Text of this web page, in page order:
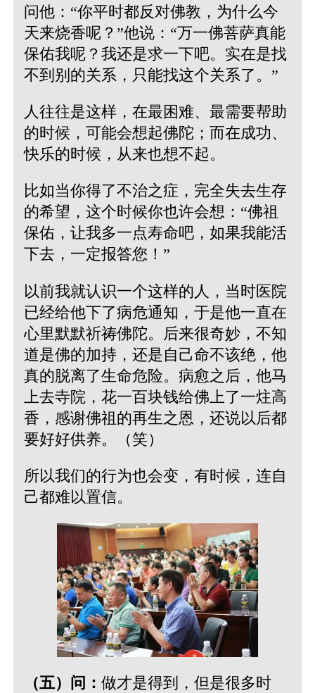
问他：“你平时都反对佛教，为什么今
天来烧香呢？”他说：“万一佛菩萨真能
保佑我呢？我还是求一下吧。实在是找
不到别的关系，只能找这个关系了。”
人往往是这样，在最困难、最需要帮助
的时候，可能会想起佛陀；而在成功、
快乐的时候，从来也想不起。
比如当你得了不治之症，完全失去生存
的希望，这个时候你也许会想：“佛祖
保佑，让我多一点寿命吧，如果我能活
下去，一定报答您！”
以前我就认识一个这样的人，当时医院
已经给他下了病危通知，于是他一直在
心里默默祈祷佛陀。后来很奇妙，不知
道是佛的加持，还是自己命不该绝，他
真的脱离了生命危险。病愈之后，他马
上去寺院，花一百块钱给佛上了一炷高
香，感谢佛祖的再生之恩，还说以后都
要好好供养。（笑）
所以我们的行为也会变，有时候，连自
己都难以置信。
（五）问： 做才是得到，但是很多时